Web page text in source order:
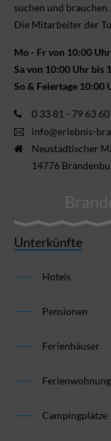
suchen und
Die Mitarbeiter der
Mo - Fr von 10:00
Sa von 10:00 Uhr bis
So & Feiertage 10:00
0 33 81 - 79 63 60
info@erlebnis-
Neustädtischer
14776
Unterkünfte
Hotels
Pensionen
Ferienhäuser
Campingplätze